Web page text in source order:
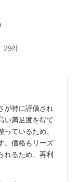
SXGA、WXGA
XGA、SVGA、V
、SXGA、WXGA
XGA、SVGA、V
29件
が特に評価され
い満足度を得て
ているため、
。価格もリーズ
れるため、再利